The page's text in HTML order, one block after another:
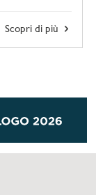
Scopri di più